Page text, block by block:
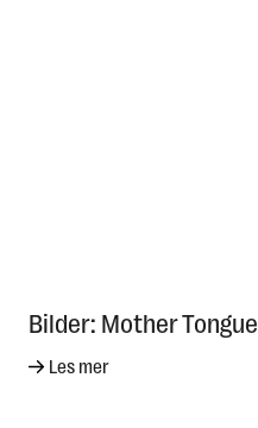
Bilder: Mother Tongue
Les mer